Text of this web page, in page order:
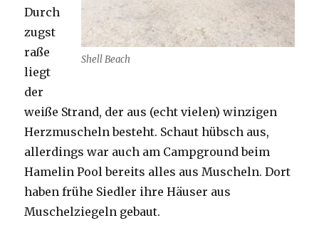
Shell Beach
Durch
zugst
raße
liegt
der
weiße Strand, der aus (echt vielen) winzigen
Herzmuscheln besteht. Schaut hübsch aus,
allerdings war auch am Campground beim
Hamelin Pool bereits alles aus Muscheln. Dort
haben frühe Siedler ihre Häuser aus
Muschelziegeln gebaut.